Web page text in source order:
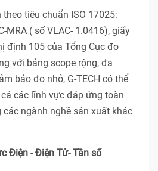
tiêu chuẩn ISO 17025:
MRA ( số VLAC- 1.0416), giấy
định 105 của Tổng Cục đo
với bảng scope rộng, đa
bảo đo nhỏ, G-TECH có thể
các lĩnh vực đáp ứng toàn
ngành nghề sản xuất khác
Điện - Điện Tử- Tần số